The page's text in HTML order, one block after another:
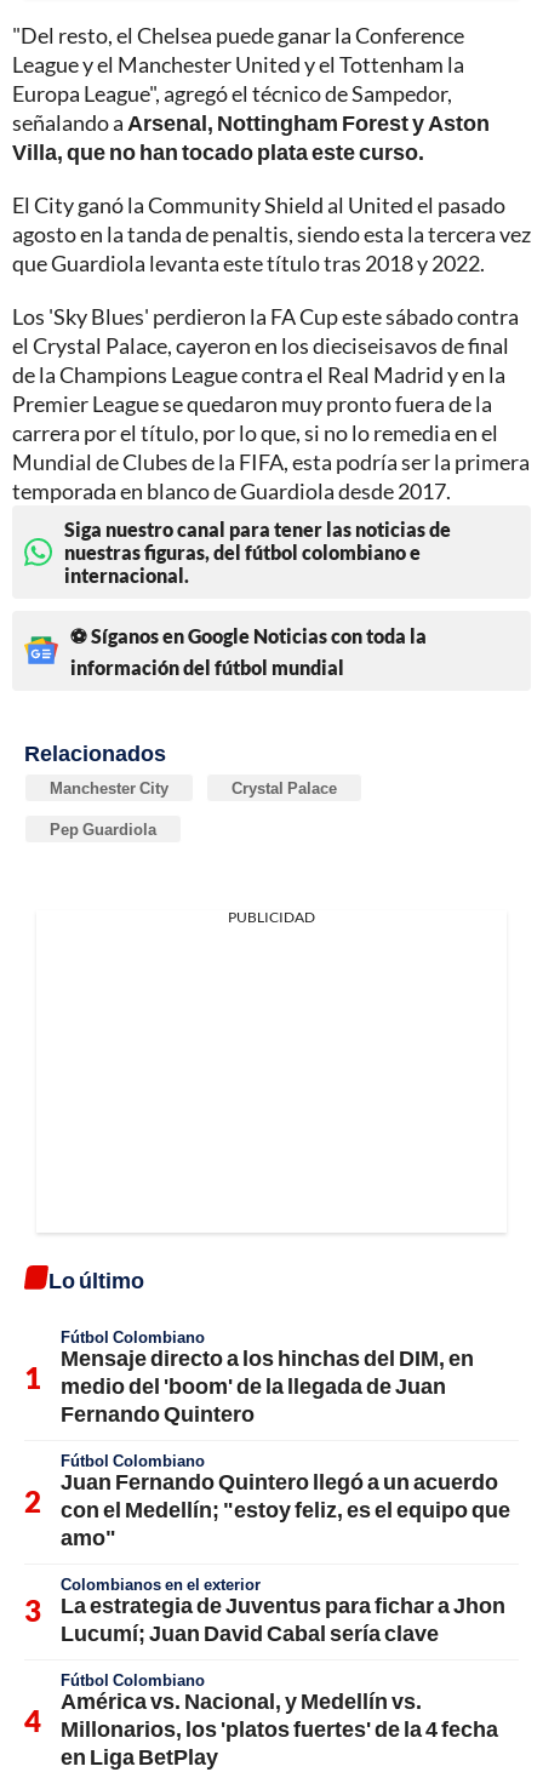
"Del resto, el Chelsea puede ganar la Conference
League y el Manchester United y el Tottenham la
Europa League", agregó el técnico de Sampedor,
señalando a Arsenal, Nottingham Forest y Aston
Villa, que no han tocado plata este curso.
El City ganó la Community Shield al United el pasado
agosto en la tanda de penaltis, siendo esta la tercera vez
que Guardiola levanta este título tras 2018 y 2022.
Los 'Sky Blues' perdieron la FA Cup este sábado contra
el Crystal Palace, cayeron en los dieciseisavos de final
de la Champions League contra el Real Madrid y en la
Premier League se quedaron muy pronto fuera de la
carrera por el título, por lo que, si no lo remedia en el
Mundial de Clubes de la FIFA, esta podría ser la primera
temporada en blanco de Guardiola desde 2017.
Siga nuestro canal para tener las noticias de
nuestras figuras, del fútbol colombiano e
internacional.
⚽ Síganos en Google Noticias con toda la
información del fútbol mundial
Relacionados
Manchester City Crystal Palace
Pep Guardiola
PUBLICIDAD
Lo último
Fútbol Colombiano
Mensaje directo a los hinchas del DIM, en
medio del 'boom' de la llegada de Juan
Fernando Quintero
Fútbol Colombiano
Juan Fernando Quintero llegó a un acuerdo
con el Medellín; "estoy feliz, es el equipo que
amo"
Colombianos en el exterior
La estrategia de Juventus para fichar a Jhon
Lucumí; Juan David Cabal sería clave
Fútbol Colombiano
América vs. Nacional, y Medellín vs.
Millonarios, los 'platos fuertes' de la 4 fecha
en Liga BetPlay